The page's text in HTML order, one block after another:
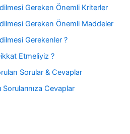
Gereken Önemli Kriterler
Gereken Önemli Maddeler
Gerekenler ?
Etmeliyiz ?
Sorular & Cevaplar
Sorularınıza Cevaplar